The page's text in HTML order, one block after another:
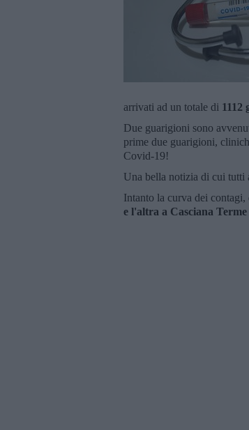
arrivati ad un totale di 1112
Due guarigioni sono
prime due guarigioni,
Covid-19!
Una bella notizia di cui tutti
Intanto la curva dei
e l'altra a Casciana